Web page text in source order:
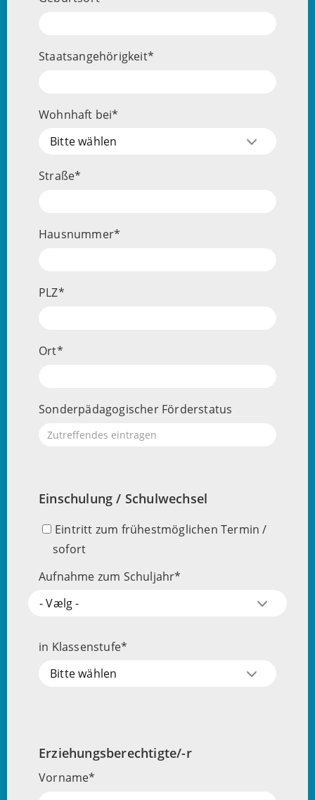
Staatsangehörigkeit
Wohnhaft
Wohnhaft bei
Bitte wählen
Straße
Hausnummer
PLZ
Ort
Sonderpädagogischer Förderstatus
Einschulung / Schulwechsel
Eintritt zum frühestmöglichen Termin /
sofort
Aufnahme zum Schuljahr
- Vælg -
in Klassenstufe
Bitte wählen
Erziehungsberechtigte/-r
Vorname